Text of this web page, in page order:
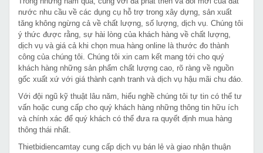
nước nhu cầu về các dụng cụ hỗ trợ trong xây dựng, sản xuất
tăng không ngừng cả về chất lượng, số lượng, dịch vụ. Chúng tôi
ý thức được rằng, sự hài lòng của khách hàng về chất lượng,
dịch vụ và giá cả khi chọn mua hàng online là thước đo thành
công của chúng tôi. Chúng tôi xin cam kết mang tới cho quý
khách hàng những sản phẩm chất lượng cao, rõ ràng về nguồn
gốc xuất xứ với giá thành cạnh tranh và dịch vụ hậu mãi chu đáo.
Với đội ngũ kỹ thuật lâu năm, hiểu nghề chúng tôi tự tin có thể tư
vấn hoặc cung cấp cho quý khách hàng những thông tin hữu ích
và chính xác để quý khách có thể đưa ra quyết định mua hàng
thông thái nhất.
Thietbidiencamtay cung cấp dịch vụ bán lẻ và giao nhận thuận